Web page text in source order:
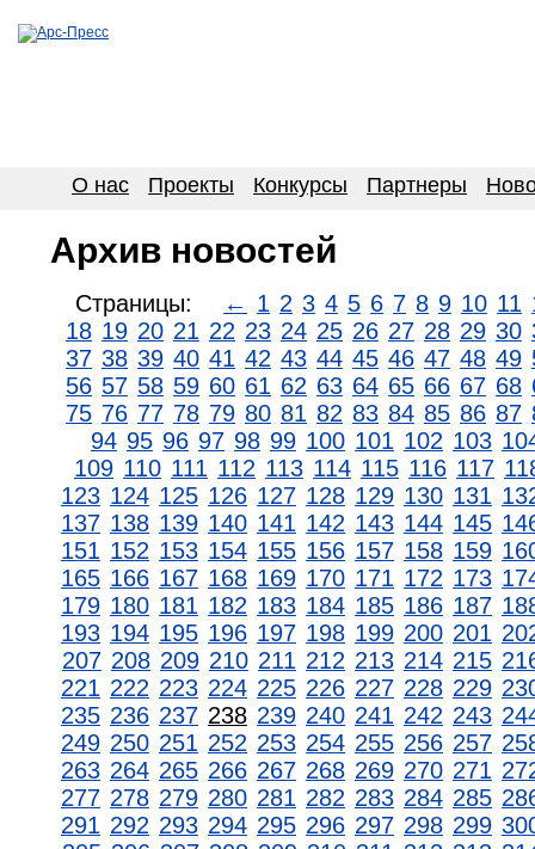
О нас Проекты Конкурсы Партнеры
Архив новостей
Страницы: ← 1 2 3 4 5 6 7 8 9 10 11
18 19 20 21 22 23 24 25 26 27 28 29 30
37 38 39 40 41 42 43 44 45 46 47 48 49
56 57 58 59 60 61 62 63 64 65 66 67 68
75 76 77 78 79 80 81 82 83 84 85 86 87
94 95 96 97 98 99 100 101 102 103
109 110 111 112 113 114 115 116 117
123 124 125 126 127 128 129 130 131
137 138 139 140 141 142 143 144 145
151 152 153 154 155 156 157 158 159
165 166 167 168 169 170 171 172 173
179 180 181 182 183 184 185 186 187
193 194 195 196 197 198 199 200 201
207 208 209 210 211 212 213 214 215
221 222 223 224 225 226 227 228 229
235 236 237 238 239 240 241 242 243
249 250 251 252 253 254 255 256 257
263 264 265 266 267 268 269 270 271
277 278 279 280 281 282 283 284 285
291 292 293 294 295 296 297 298 299